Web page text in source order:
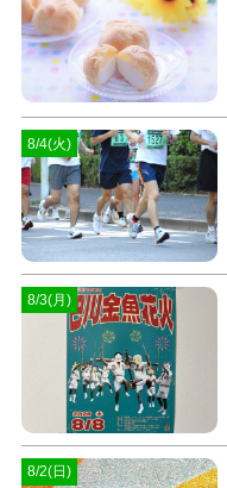
8/4(火)
8/3(月)
8/2(日)